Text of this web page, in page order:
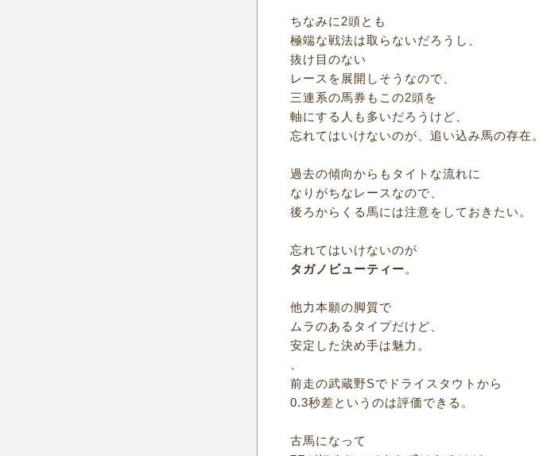
ちなみに2頭とも
極端な戦法は取らないだろうし、
抜け目のない
レースを展開しそうなので、
三連系の馬券もこの2頭を
軸にする人も多いだろうけど、
忘れてはいけないのが、追い込み馬の存在。
過去の傾向からもタイトな流れに
なりがちなレースなので、
後ろからくる馬には注意をしておきたい。
忘れてはいけないのが
タガノビューティー。
他力本願の脚質で
ムラのあるタイプだけど、
安定した決め手は魅力。
、
前走の武蔵野Sでドライスタウトから
0.3秒差というのは評価できる。
古馬になって